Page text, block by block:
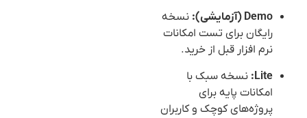
Demo (آزمایشی):
نسخه
رایگان برای تست امکانات
نرم افزار قبل از خرید.
Lite: نسخه سبک با
امکانات پایه برای
پروژه‌های کوچک و کاربران